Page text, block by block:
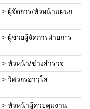
> ผู้จัดการ/หัวหน้าแผนก
> ผู้ช่วยผู้จัดการฝ่ายการ
> หัวหน้า/ช่างสำรวจ
> วิศวกรอาวุโส
> หัวหน้าผู้ควบคุมงาน